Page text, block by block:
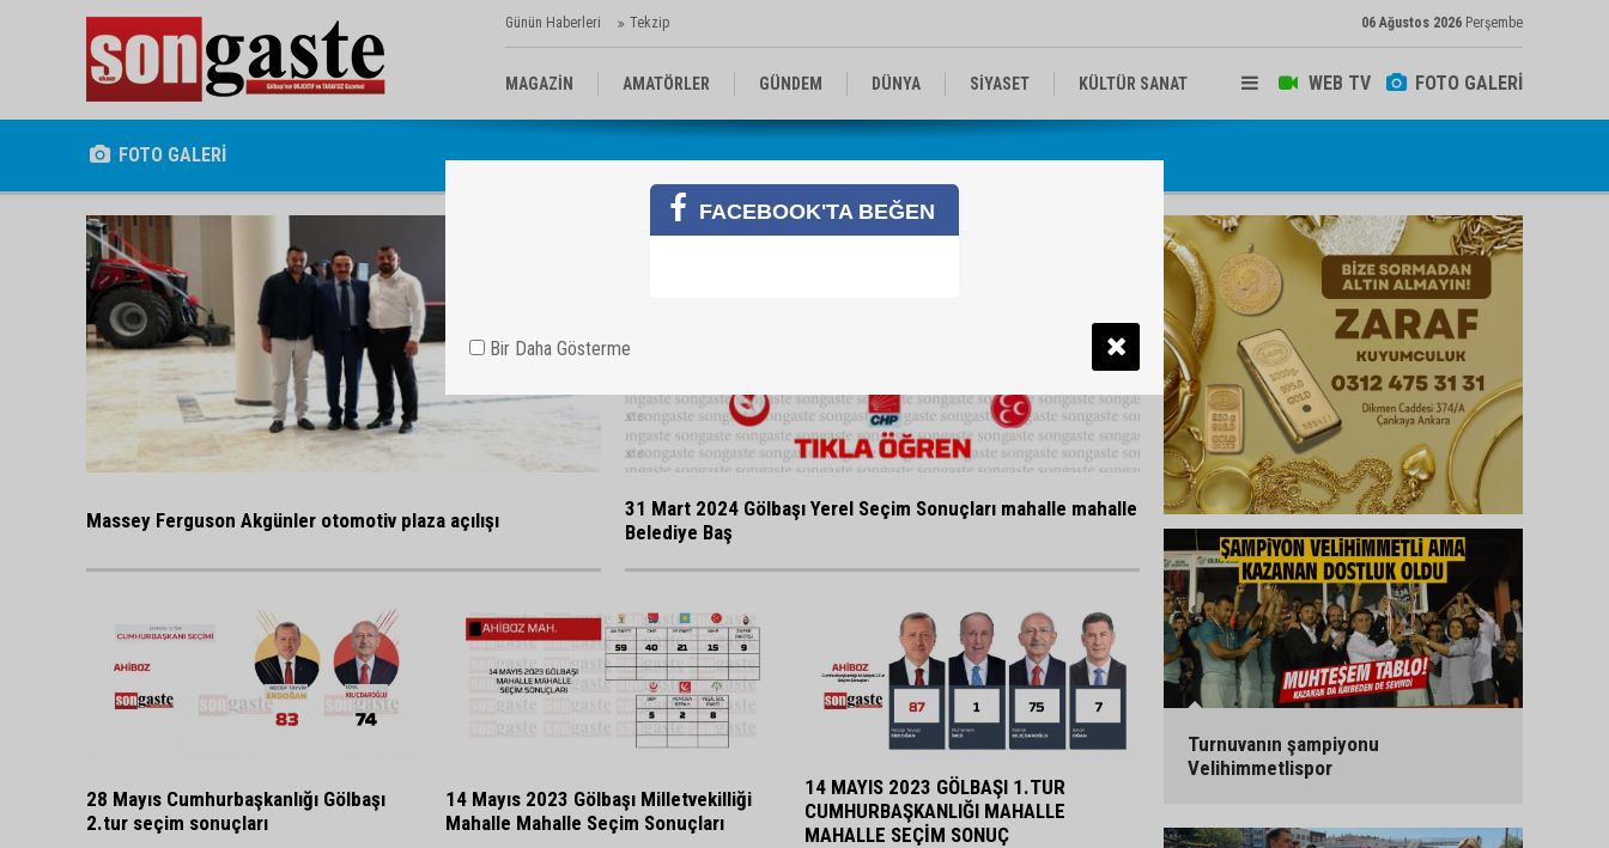
Günün Haberleri Tekzip 06 Ağustos 2026 Perşembe
WEB TV FOTO GALERİ
MAGAZİN AMATÖRLER GÜNDEM DÜNYA SİYASET KÜLTÜR SANAT
FOTO GALERİ
Massey Ferguson Akgünler otomotiv plaza açılışı
31 Mart 2024 Gölbaşı Yerel Seçim Sonuçları mahalle mahalle
Belediye Baş
28 Mayıs Cumhurbaşkanlığı Gölbaşı
2.tur seçim sonuçları
14 Mayıs 2023 Gölbaşı Milletvekilliği
Mahalle Mahalle Seçim Sonuçları
14 MAYIS 2023 GÖLBAŞI 1.TUR
CUMHURBAŞKANLIĞI MAHALLE
MAHALLE SEÇİM SONUÇ
Turnuvanın şampiyonu
Velihimmetlispor
FACEBOOK'TA BEĞEN
Bir Daha Gösterme